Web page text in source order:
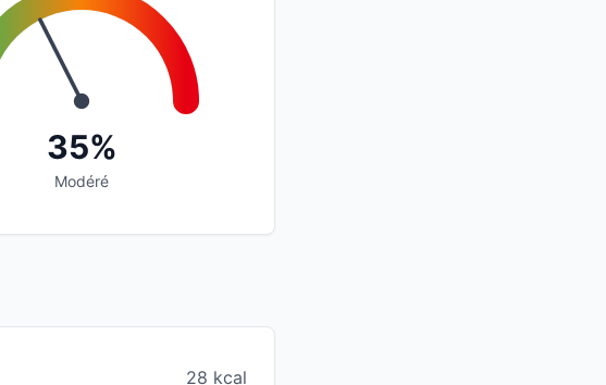
35%
Modéré
28 kcal